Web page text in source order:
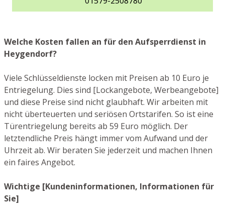
Welche Kosten fallen an für den Aufsperrdienst in
Heygendorf?
Viele Schlüsseldienste locken mit Preisen ab 10 Euro je
Entriegelung. Dies sind [Lockangebote, Werbeangebote]
und diese Preise sind nicht glaubhaft. Wir arbeiten mit
nicht überteuerten und seriösen Ortstarifen. So ist eine
Türentriegelung bereits ab 59 Euro möglich. Der
letztendliche Preis hängt immer vom Aufwand und der
Uhrzeit ab. Wir beraten Sie jederzeit und machen Ihnen
ein faires Angebot.
Wichtige [Kundeninformationen, Informationen für
Sie]